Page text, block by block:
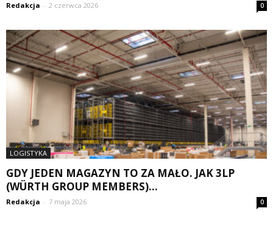
Redakcja - 2 czerwca 2026 0
LOGISTYKA
GDY JEDEN MAGAZYN TO ZA MAŁO. JAK 3LP
(WÜRTH GROUP MEMBERS)...
Redakcja - 7 maja 2026 0